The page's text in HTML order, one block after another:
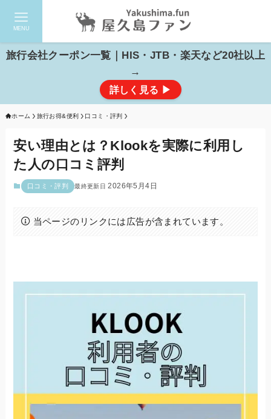
MENU
旅行会社クーポン一覧｜HIS・JTB・楽天など20社以上
→
詳しく見る ▶
ホーム 旅行お得&便利 口コミ・評判
安い理由とは？Klookを実際に利用し
た人の口コミ評判
口コミ・評判 2026年5月4日
当ページのリンクには広告が含まれています。